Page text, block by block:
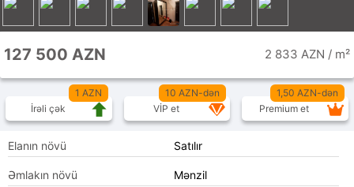
127 500 AZN 2 833 AZN / m²
1 AZN
İrəli çək
10 AZN-dən
VİP et
1,50 AZN-dən
Premium et
Elanın növü Satılır
Əmlakın növü Mənzil